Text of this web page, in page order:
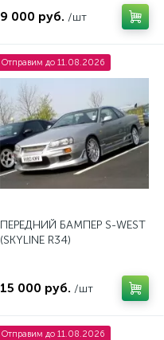
9 000 руб. /шт
Отправим до 11.08.2026
ПЕРЕДНИЙ БАМПЕР S-WEST
(SKYLINE R34)
15 000 руб. /шт
Отправим до 11.08.2026